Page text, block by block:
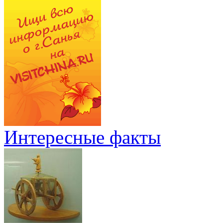
Интересные факты